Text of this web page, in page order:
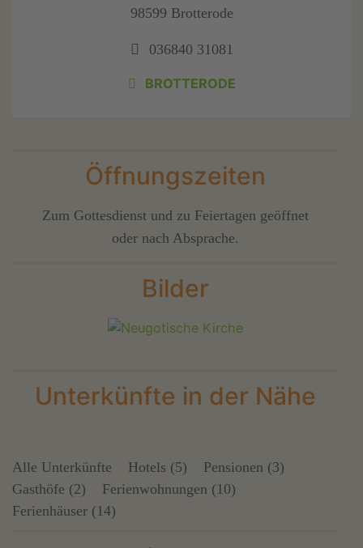
98599 Brotterode
036840 31081
BROTTERODE
Öffnungszeiten
Zum Gottesdienst und zu Feiertagen geöffnet
oder nach Absprache.
Bilder
Unterkünfte in der Nähe
Alle Unterkünfte Hotels (5)
Pensionen (3)
Gasthöfe (2)
Ferienwohnungen (10)
Ferienhäuser (14)